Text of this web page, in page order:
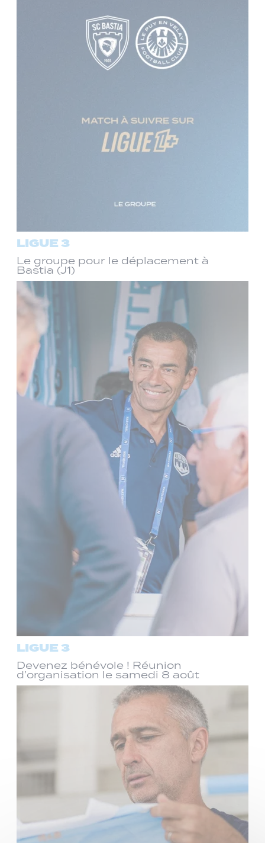
LIGUE 3
Le groupe pour le déplacement à
Bastia (J1)
LIGUE 3
Devenez bénévole ! Réunion
d’organisation le samedi 8 août